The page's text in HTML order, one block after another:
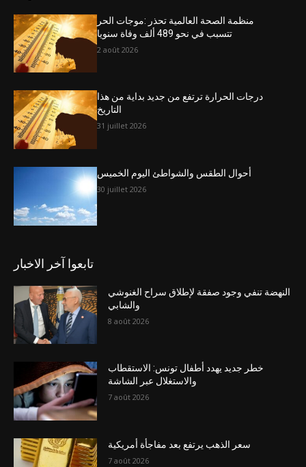
منظمة الصحة العالمية تحذر :موجات الحر
تتسبب في نحو 489 ألف وفاة سنويا
2 août 2026
درجات الحرارة ترتفع من جديد بداية من هذا
التاريخ
31 juillet 2026
أحوال الطقس والشواطئ اليوم الخميس
30 juillet 2026
تابعوا آخر الاخبار
النهضة تنفي وجود صفقة لإطلاق سراح الغنوشي
والشابي
8 août 2026
خطر جديد يهدد أطفال تونس: الاستقطاب
والاستغلال عبر الشاشة
7 août 2026
سعر الذهب يرتفع بعد مفاجأة أمريكية
7 août 2026